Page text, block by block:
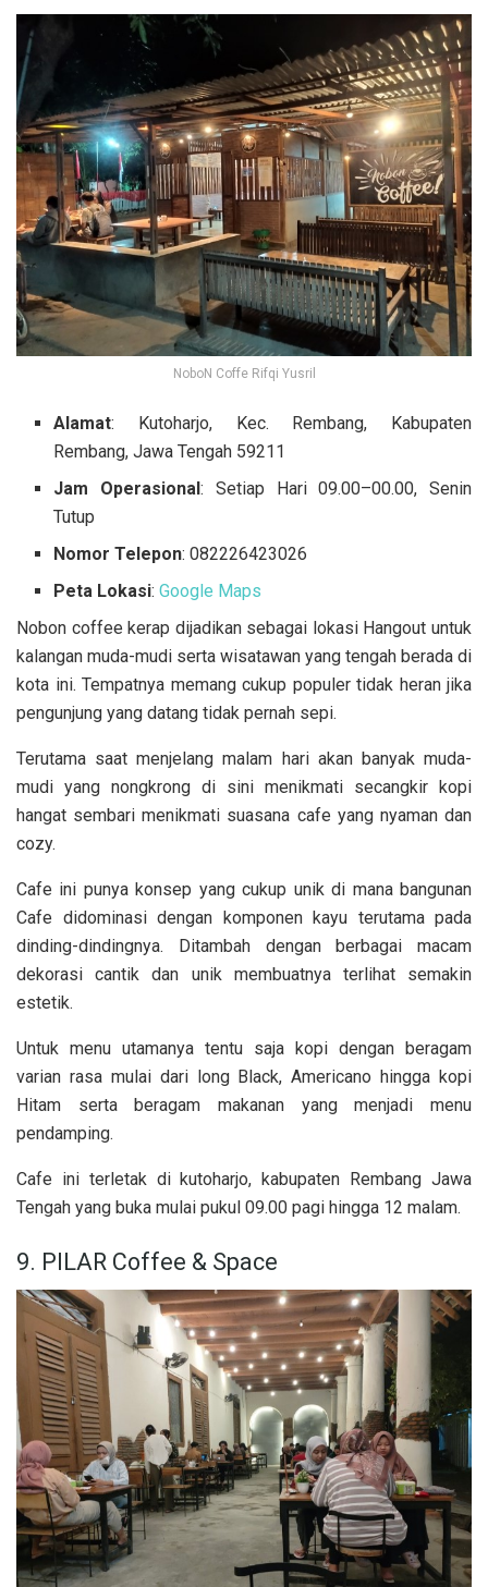
NoboN Coffe Rifqi Yusril
Alamat: Kutoharjo, Kec. Rembang, Kabupaten
Rembang, Jawa Tengah 59211
Jam Operasional: Setiap Hari 09.00–00.00, Senin
Tutup
Nomor Telepon: 082226423026
Peta Lokasi:Google Maps
Nobon coffee kerap dijadikan sebagai lokasi Hangout untuk
kalangan muda-mudi serta wisatawan yang tengah berada di
kota ini. Tempatnya memang cukup populer tidak heran jika
pengunjung yang datang tidak pernah sepi.
Terutama saat menjelang malam hari akan banyak muda-
mudi yang nongkrong di sini menikmati secangkir kopi
hangat sembari menikmati suasana cafe yang nyaman dan
cozy.
Cafe ini punya konsep yang cukup unik di mana bangunan
Cafe didominasi dengan komponen kayu terutama pada
dinding-dindingnya. Ditambah dengan berbagai macam
dekorasi cantik dan unik membuatnya terlihat semakin
estetik.
Untuk menu utamanya tentu saja kopi dengan beragam
varian rasa mulai dari long Black, Americano hingga kopi
Hitam serta beragam makanan yang menjadi menu
pendamping.
Cafe ini terletak di kutoharjo, kabupaten Rembang Jawa
Tengah yang buka mulai pukul 09.00 pagi hingga 12 malam.
9. PILAR Coffee & Space